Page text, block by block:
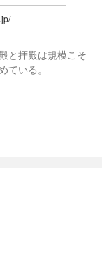
と拝殿は規模こそ
ている。